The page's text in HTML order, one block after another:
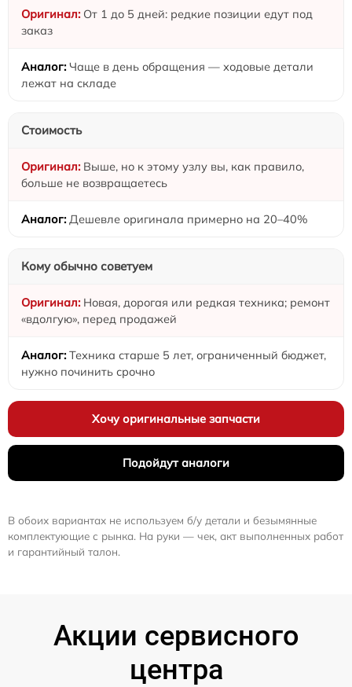
От 1 до 5 дней: редкие позиции едут под
заказ
Чаще в день обращения — ходовые детали
лежат на складе
Стоимость
Выше, но к этому узлу вы, как правило,
больше не возвращаетесь
Дешевле оригинала примерно на 20–40%
Кому обычно советуем
Новая, дорогая или редкая техника; ремонт
«вдолгую», перед продажей
Техника старше 5 лет, ограниченный бюджет,
нужно починить срочно
Хочу оригинальные запчасти
Подойдут аналоги
В обоих вариантах не используем б/у детали и безымянные
комплектующие с рынка. На руки — чек, акт выполненных работ
и гарантийный талон.
Акции сервисного
центра